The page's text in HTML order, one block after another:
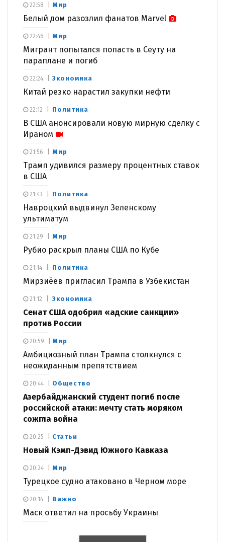
Мир
Белый дом разозлил фанатов Marvel
22:58
Мир
Мигрант попытался попасть в Сеуту на
параплане и погиб
22:46
Экономика
Китай резко нарастил закупки нефти
22:24
Политика
В США анонсировали новую мирную сделку с
Ираном
22:12
Мир
Трамп удивился размеру процентных ставок
в США
21:56
Политика
Навроцкий выдвинул Зеленскому
ультиматум
21:43
Мир
Рубио раскрыл планы США по Кубе
21:29
Политика
Мирзиёев пригласил Трампа в Узбекистан
21:14
Экономика
Сенат США одобрил «адские санкции»
против России
21:12
Мир
Амбициозный план Трампа столкнулся с
неожиданным препятствием
20:59
Общество
Азербайджанский студент погиб после
российской атаки: мечту стать моряком
сожгла война
20:44
Статьи
Новый Кэмп-Дэвид Южного Кавказа
20:25
Мир
Турецкое судно атаковано в Черном море
20:24
Важно
Маск ответил на просьбу Украины
20:14